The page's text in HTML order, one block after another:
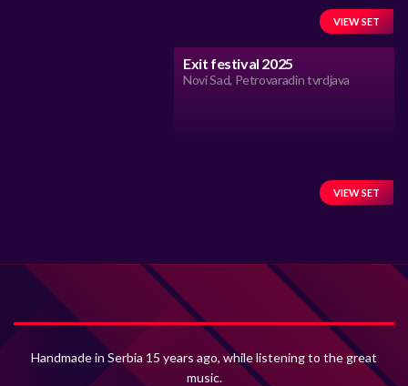
VIEW SET
Exit festival 2025
Novi Sad, Petrovaradin tvrdjava
VIEW SET
Handmade in Serbia 15 years ago, while listening to the great
music.